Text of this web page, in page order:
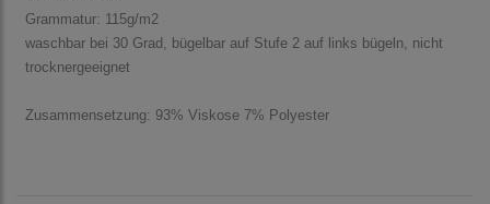
Grammatur: 115g/m2
waschbar bei 30 Grad, bügelbar auf Stufe 2 auf links bügeln, nicht
trocknergeeignet
Zusammensetzung: 93% Viskose 7% Polyester